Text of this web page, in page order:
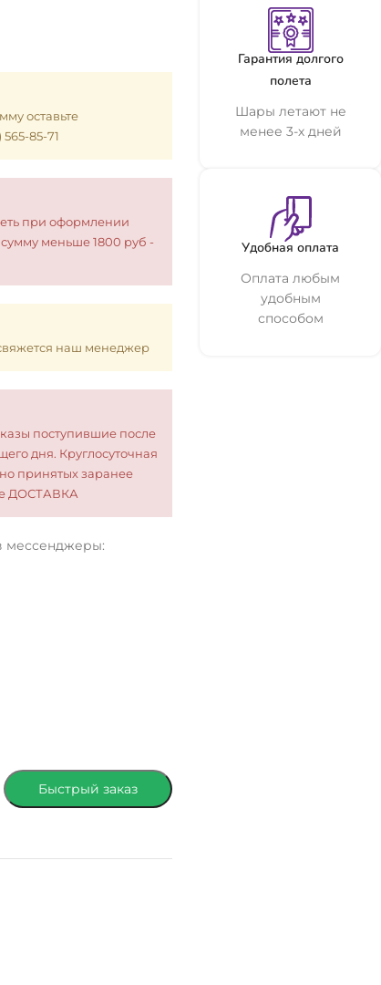
оставьте
85-71
при оформлении
меньше 1800 руб -
наш менеджер
поступившие после
дня. Круглосуточная
принятых заранее
ДОСТАВКА
мессенджеры:
Быстрый заказ
Гарантия долгого
полета
Шары летают не
менее 3-х дней
Удобная оплата
Оплата любым
удобным
способом